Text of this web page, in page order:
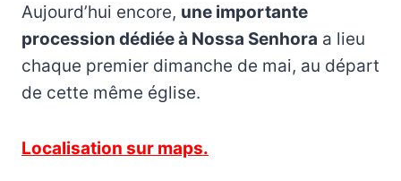
Aujourd’hui encore, une importante
procession dédiée à Nossa Senhora a lieu
chaque premier dimanche de mai, au départ
de cette même église.
Localisation sur maps.